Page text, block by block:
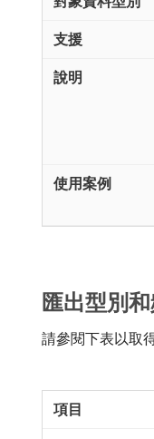
匯出型別
請參閱下表以取